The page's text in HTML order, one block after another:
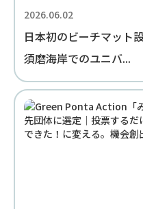
2026.06.02
日本初のビーチマット
須磨海岸でのユニバ...